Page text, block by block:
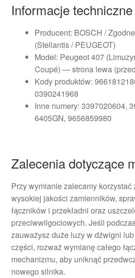
Informacje techniczne
Producent: BOSCH /
(Stellantis / PEUGEOT)
Model: Peugeot 407
Coupé) — strona lewa
Kody produktów:
0390241968
Inne numery: 3397020604,
6405GN, 9656859980
Zalecenia dotyczące
Przy wymianie zalecamy
wysokiej jakości zamienników,
łączników i przekładni oraz
przeciwwilgociowych. Jeśli
zauważysz duże luzy w dźwigni
części, rozważ wymianę całego
mechanizmu, aby uniknąć
nowego silnika.